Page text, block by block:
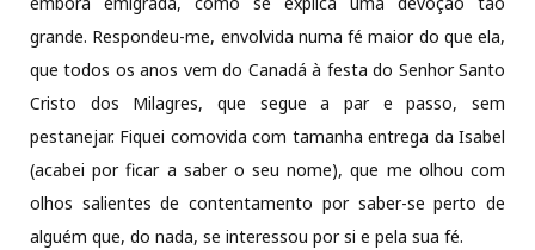
grande. Respondeu-me, envolvida numa fé maior do que ela,
que todos os anos vem do Canadá à festa do Senhor Santo
Cristo dos Milagres, que segue a par e passo, sem
pestanejar. Fiquei comovida com tamanha entrega da Isabel
(acabei por ficar a saber o seu nome), que me olhou com
olhos salientes de contentamento por saber-se perto de
alguém que, do nada, se interessou por si e pela sua fé.